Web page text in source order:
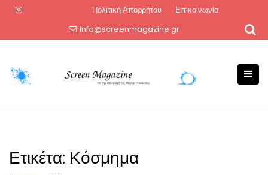
Πολιτική Απορρήτου
Επικοινωνία
info@screenmagazine.gr
Ετικέτα: Κόσμημα